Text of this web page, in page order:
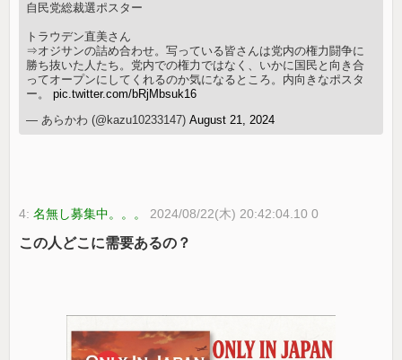
自民党総裁選ポスター
トラウデン直美さん
⇒オジサンの詰め合わせ。写っている皆さんは党内の権力闘争に
勝ち抜いた人たち。党内での権力ではなく、いかに国民と向き合
ってオープンにしてくれるのか気になるところ。内向きなポスタ
ー。pic.twitter.com/bRjMbsuk16
— あらかわ (@kazu10233147)August 21, 2024
4:名無し募集中。。。 2024/08/22(木) 20:42:04.10 0
この人どこに需要あるの？